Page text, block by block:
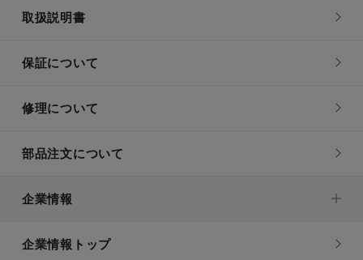
取扱説明書
保証について
修理について
部品注文について
企業情報
企業情報トップ